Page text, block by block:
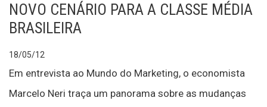
NOVO CENÁRIO PARA A CLASSE MÉDIA
BRASILEIRA
18/05/12
Em entrevista ao Mundo do Marketing, o economista
Marcelo Neri traça um panorama sobre as mudanças